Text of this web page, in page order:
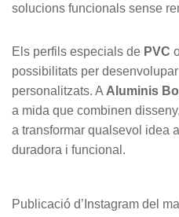
solucions funcionals sense
Els perfils especials de PVC
possibilitats per
personalitzats. A Aluminis
a mida que combinen
a transformar qualsevol idea
duradora i funcional.
Publicació d’Instagram del